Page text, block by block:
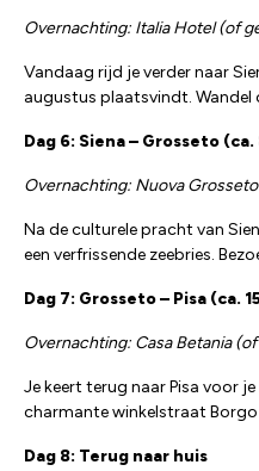
Overnachting: Italia Hotel (of
Vandaag rijd je verder naar
augustus plaatsvindt. Wandel
Dag 6: Siena – Grosseto (ca.
Overnachting: Nuova
Na de culturele pracht van
een verfrissende zeebries.
Dag 7: Grosseto – Pisa (ca.
Overnachting: Casa Betania
Je keert terug naar Pisa voor
charmante winkelstraat Borgo
Dag 8: Terug naar huis